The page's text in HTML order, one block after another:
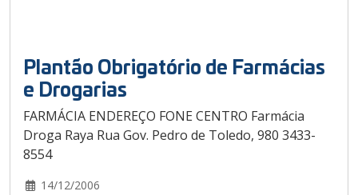
Plantão Obrigatório de Farmácias
e Drogarias
FARMÁCIA ENDEREÇO FONE CENTRO Farmácia
Droga Raya Rua Gov. Pedro de Toledo, 980 3433-
8554
14/12/2006